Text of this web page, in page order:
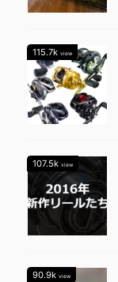
115.7k view
107.5k view
90.9k view